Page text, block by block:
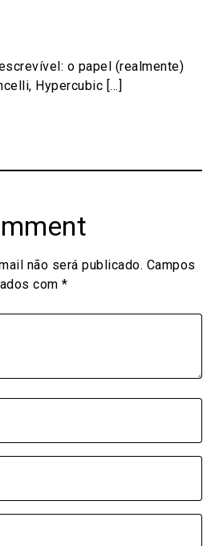
o papel (realmente)
Hypercubic […]
não será publicado. Campos
com *